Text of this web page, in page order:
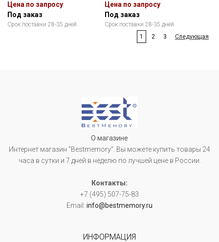
Цена по запросу
Под заказ
Срок поставки 28-35 дней
Цена по запросу
Под заказ
Срок поставки 28-35 дней
1
2 3 Следующая
О магазине
Интернет магазин "Bestmemory". Вы можете купить товары 24
часа в сутки и 7 дней в неделю по лучшей цене в России.
Контакты:
+7 (495) 507-75-83
Email: info@bestmemory.ru
ИНФОРМАЦИЯ